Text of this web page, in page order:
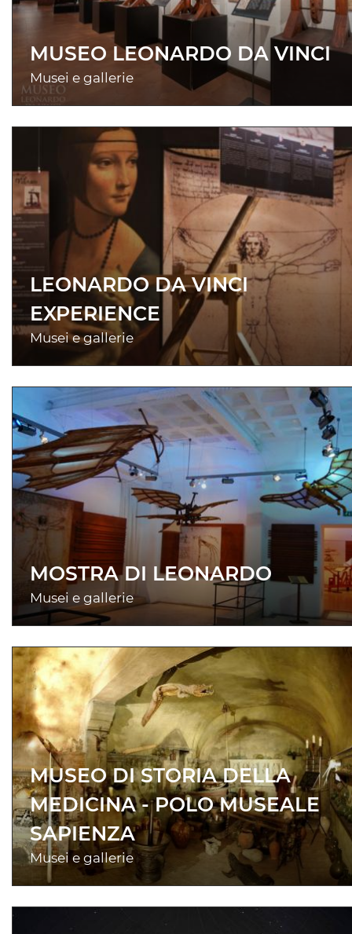
MUSEO LEONARDO DA VINCI
Musei e gallerie
LEONARDO DA VINCI
EXPERIENCE
Musei e gallerie
MOSTRA DI LEONARDO
Musei e gallerie
MUSEO DI STORIA DELLA
MEDICINA - POLO MUSEALE
SAPIENZA
Musei e gallerie